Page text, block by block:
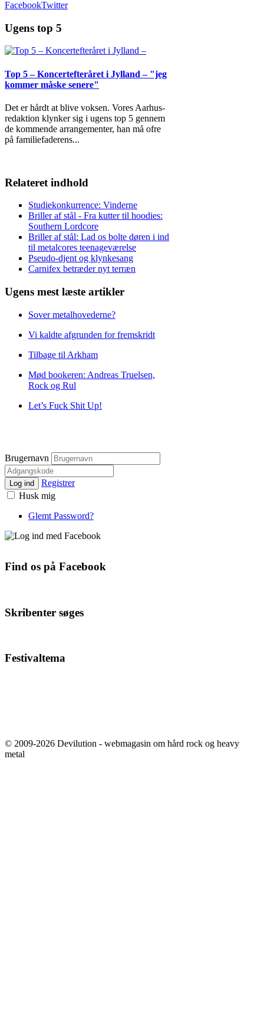
FacebookTwitter
Ugens top 5
Top 5 – Koncertefteråret i Jylland – "jeg
kommer måske senere"
Det er hårdt at blive voksen. Vores Aarhus-
redaktion klynker sig i ugens top 5 gennem
de kommende arrangementer, han må ofre
på familiefaderens...
Relateret indhold
Studiekonkurrence: Vinderne
Briller af stål - Fra kutter til hoodies:
Southern Lordcore
Briller af stål: Lad os bolte døren i ind
til metalcores teenageværelse
Pseudo-djent og klynkesang
Carnifex betræder nyt terræn
Ugens mest læste artikler
Sover metalhovederne?
Vi kaldte afgrunden for fremskridt
Tilbage til Arkham
Mød bookeren: Andreas Truelsen,
Rock og Rul
Let’s Fuck Shit Up!
Brugernavn
Log ind
Registrer
Husk mig
Glemt Password?
Find os på Facebook
Skribenter søges
Festivaltema
© 2009-2026 Devilution - webmagasin om hård rock og heavy
metal